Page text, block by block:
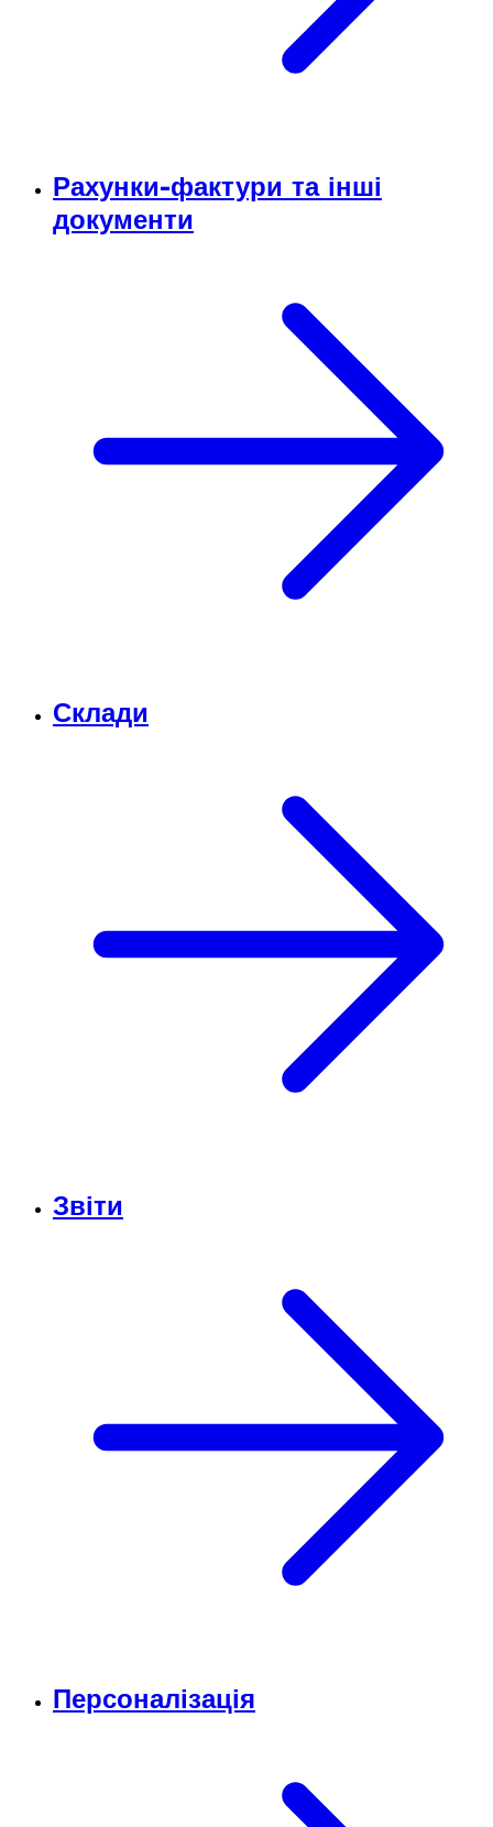
Рахунки-фактури та інші
документи
Склади
Звіти
Персоналізація